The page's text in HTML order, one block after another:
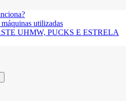
utilizadas
UHMW, PUCKS E ESTRELA